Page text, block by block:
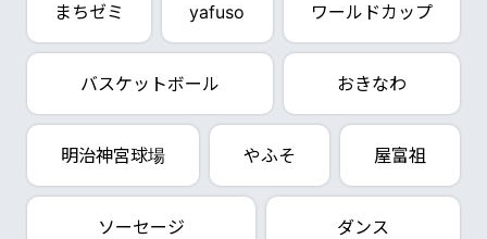
まちゼミ yafuso ワールドカップ
バスケットボール おきなわ
明治神宮球場 やふそ 屋富祖
ソーセージ ダンス